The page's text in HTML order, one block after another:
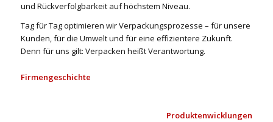
und Rückverfolgbarkeit auf höchstem Niveau.
Tag für Tag optimieren wir Verpackungsprozesse – für unsere
Kunden, für die Umwelt und für eine effizientere Zukunft.
Denn für uns gilt: Verpacken heißt Verantwortung.
Firmengeschichte
Produktenwicklungen